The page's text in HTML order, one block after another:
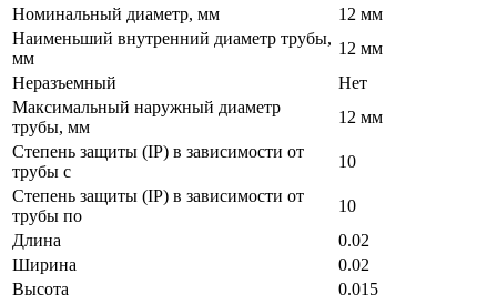
Номинальный диаметр, мм
12 мм
Наименьший внутренний диаметр трубы,
мм
12 мм
Неразъемный
Нет
Максимальный наружный диаметр
трубы, мм
12 мм
Степень защиты (IP) в зависимости от
трубы с
10
Степень защиты (IP) в зависимости от
трубы по
10
Длина
0.02
Ширина
0.02
Высота
0.015